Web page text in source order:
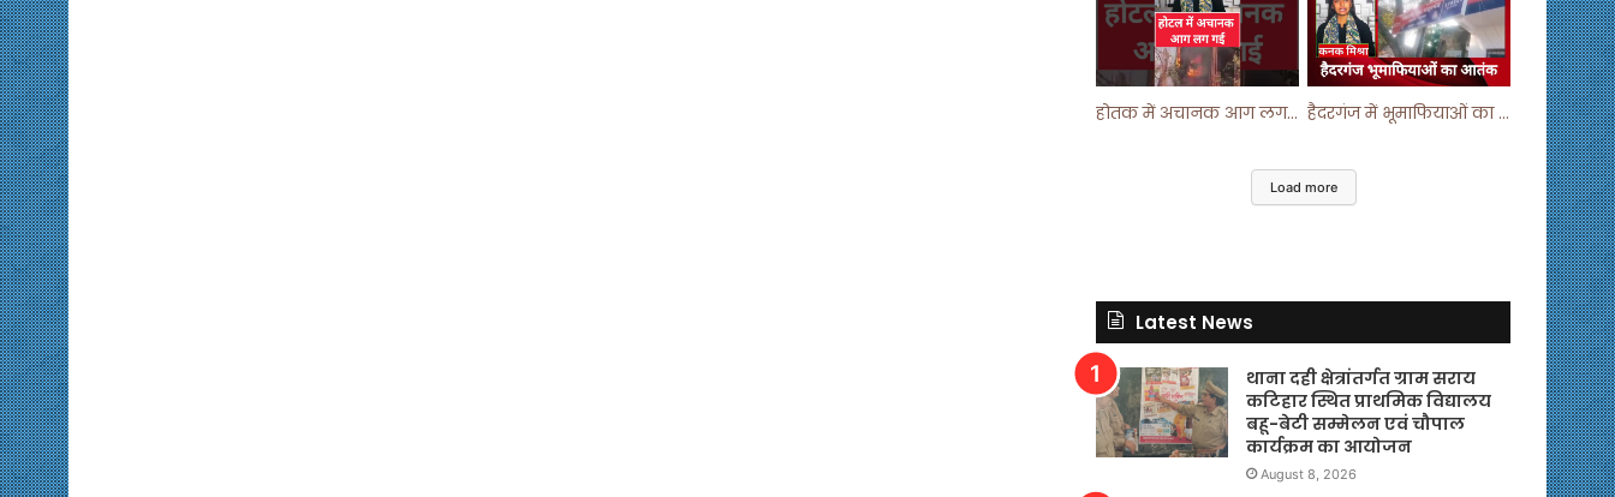
होतक में अचानक आग लगने से मचा हड़कंप ! #shortsfeed #shorts #viralshorts हैदरगंज में भूमाफियाओं का आतंक ! #upnews #viral #viralvideo
Load more
Latest News
थाना दही क्षेत्रांतर्गत ग्राम सराय
कटिहार स्थित प्राथमिक विद्यालय
बहू-बेटी सम्मेलन एवं चौपाल
कार्यक्रम का आयोजन
August 8, 2026